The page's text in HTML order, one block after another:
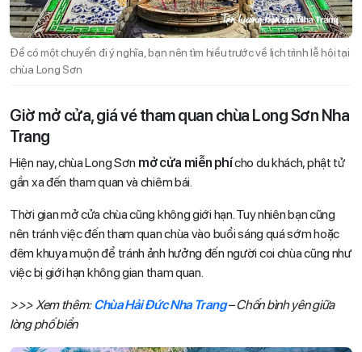
Để có một chuyến đi ý nghĩa, bạn nên tìm hiểu trước về lịch trình lễ hội tại
chùa Long Sơn
Giờ mở cửa, giá vé tham quan chùa Long Sơn Nha
Trang
Hiện nay, chùa Long Sơn mở cửa miễn phícho du khách, phật tử
gần xa đến tham quan và chiêm bái.
Thời gian mở cửa chùa cũng không giới hạn. Tuy nhiên bạn cũng
nên tránh việc đến tham quan chùa vào buổi sáng quá sớm hoặc
đêm khuya muộn để tránh ảnh hưởng đến người coi chùa cũng như
việc bị giới hạn không gian tham quan.
>>> Xem thêm:Chùa Hải Đức Nha Trang– Chốn bình yên giữa
lòng phố biển